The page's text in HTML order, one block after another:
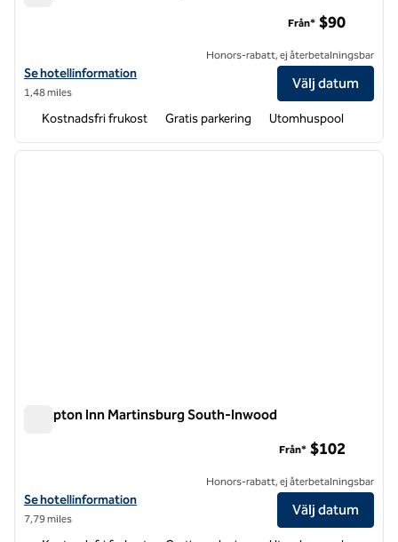
Visa hotelldetaljer för Hampton Inn Martinsburg
Se hotellinformation
1,48 miles
Från* $90
Honors-rabatt, ej återbetalningsbar
Välj datum
Kostnadsfri frukost Gratis parkering Utomhuspool
1 av 12
nästa
Hampton Inn Martinsburg South-Inwood
Visa hotelldetaljer för Hampton Inn Martinsburg South-Inwood
Se hotellinformation
7,79 miles
Från* $102
Honors-rabatt, ej återbetalningsbar
Välj datum